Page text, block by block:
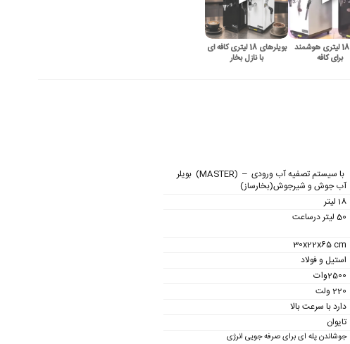
بویلر 18 لیتری هوشمند
برای کافه
بویلرهای 18 لیتری کافه ای
با نازل بخار
با سیستم تصفیه آب ورودی – (MASTER) بویلر
آب جوش و شیرجوش(بخارساز)
18 لیتر
50 لیتر درساعت
30x22x65 cm
استیل و فولاد
2500وات
220 ولت
دارد با سرعت بالا
تایوان
جوشاندن پله ای برای صرفه جویی انرژی